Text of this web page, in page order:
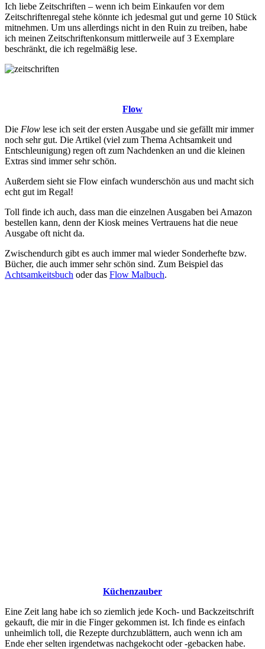
Ich liebe Zeitschriften – wenn ich beim Einkaufen vor dem
Zeitschriftenregal stehe könnte ich jedesmal gut und gerne 10 Stück
mitnehmen. Um uns allerdings nicht in den Ruin zu treiben, habe
ich meinen Zeitschriftenkonsum mittlerweile auf 3 Exemplare
beschränkt, die ich regelmäßig lese.
Flow
Die Flow lese ich seit der ersten Ausgabe und sie gefällt mir immer
noch sehr gut. Die Artikel (viel zum Thema Achtsamkeit und
Entschleunigung) regen oft zum Nachdenken an und die kleinen
Extras sind immer sehr schön.
Außerdem sieht sie Flow einfach wunderschön aus und macht sich
echt gut im Regal!
Toll finde ich auch, dass man die einzelnen Ausgaben bei Amazon
bestellen kann, denn der Kiosk meines Vertrauens hat die neue
Ausgabe oft nicht da.
Zwischendurch gibt es auch immer mal wieder Sonderhefte bzw.
Bücher, die auch immer sehr schön sind. Zum Beispiel das
Achtsamkeitsbuch oder das Flow Malbuch.
Küchenzauber
Eine Zeit lang habe ich so ziemlich jede Koch- und Backzeitschrift
gekauft, die mir in die Finger gekommen ist. Ich finde es einfach
unheimlich toll, die Rezepte durchzublättern, auch wenn ich am
Ende eher selten irgendetwas nachgekocht oder -gebacken habe.